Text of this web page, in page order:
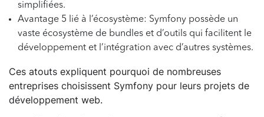
simplifiées.
Avantage 5 lié à l’écosystème: Symfony possède un
vaste écosystème de bundles et d’outils qui facilitent le
développement et l’intégration avec d’autres systèmes.
Ces atouts expliquent pourquoi de nombreuses
entreprises choisissent Symfony pour leurs projets de
développement web.